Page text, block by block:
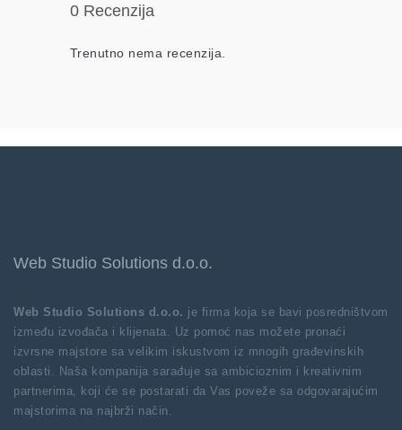
0 Recenzija
Trenutno nema recenzija.
Web Studio Solutions d.o.o.
Web Studio Solutions d.o.o. je firma koja se bavi posredništvom
između izvođača i klijenata. Uz pomoć nas možete pronaći
izvrsne majstore sa velikim iskustvom iz mnogih građevinskih
oblasti. Naša kompanija sarađuje sa ambicioznim i kreativnim
partnerima, koji će se postarati da Vas poveže sa odgovarajućim
majstorima na najbrži način.